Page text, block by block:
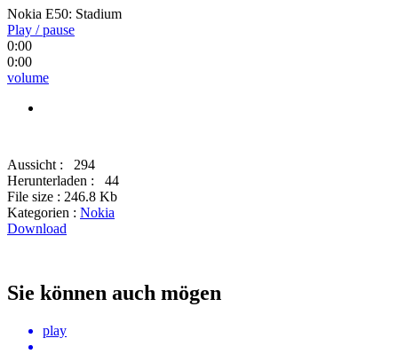
Nokia E50: Stadium
Play / pause
0:00
0:00
volume
Aussicht :
294
Herunterladen :
44
File size : 246.8 Kb
Kategorien : Nokia
Download
Sie können auch mögen
play